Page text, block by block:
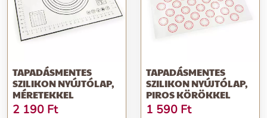
TAPADÁSMENTES
SZILIKON NYÚJTÓLAP,
MÉRETEKKEL
2 190 Ft
TAPADÁSMENTES
SZILIKON NYÚJTÓLAP,
PIROS KÖRÖKKEL
1 590 Ft